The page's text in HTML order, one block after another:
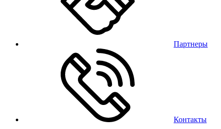
Партнеры
Контакты